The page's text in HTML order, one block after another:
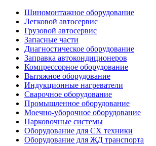
Шиномонтажное оборудование
Легковой автосервис
Грузовой автосервис
Запасные части
Диагностическое оборудование
Заправка автокондиционеров
Компрессорное оборудование
Вытяжное оборудование
Индукционные нагреватели
Сварочное оборудование
Промышленное оборудование
Моечно-уборочное оборудование
Парковочные системы
Оборудование для СХ техники
Оборудование для ЖД транспорта